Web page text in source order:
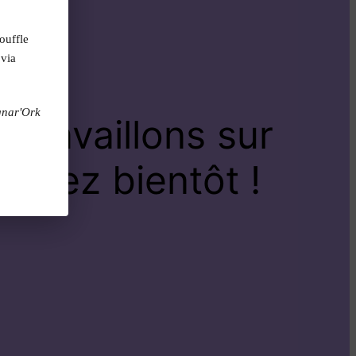
travaillons sur
bientôt !